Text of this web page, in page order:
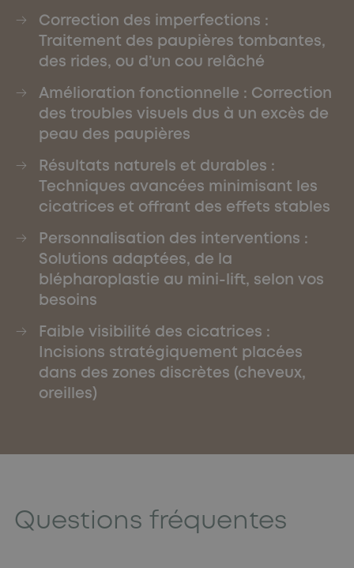
Correction des imperfections :
Traitement des paupières tombantes,
des rides, ou d’un cou relâché
Amélioration fonctionnelle : Correction
des troubles visuels dus à un excès de
peau des paupières
Résultats naturels et durables :
Techniques avancées minimisant les
cicatrices et offrant des effets stables
Personnalisation des interventions :
Solutions adaptées, de la
blépharoplastie au mini-lift, selon vos
besoins
Faible visibilité des cicatrices :
Incisions stratégiquement placées
dans des zones discrètes (cheveux,
oreilles)
Questions fréquentes